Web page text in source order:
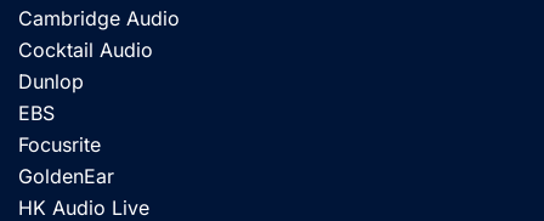
Cambridge Audio
Cocktail Audio
Dunlop
EBS
Focusrite
GoldenEar
HK Audio Live